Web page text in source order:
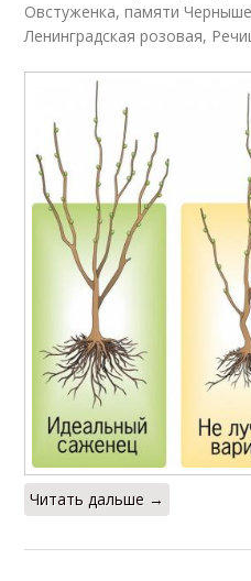
Овстуженка, памяти
Ленинградская розовая,
Читать дальше →